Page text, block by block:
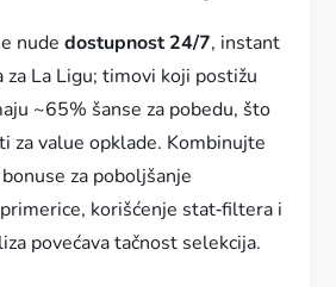
nudedostupnost 24/7, instant
La Ligu; timovi koji postižu
~65% šanse za pobedu, što
za value opklade. Kombinujte
za poboljšanje
korišćenje stat‑filtera i
povećava tačnost selekcija.